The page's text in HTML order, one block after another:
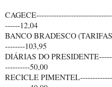
------12,04
BANCO BRADESCO
--------103,95
DIÁRIAS DO
----------50,00
RECICLE